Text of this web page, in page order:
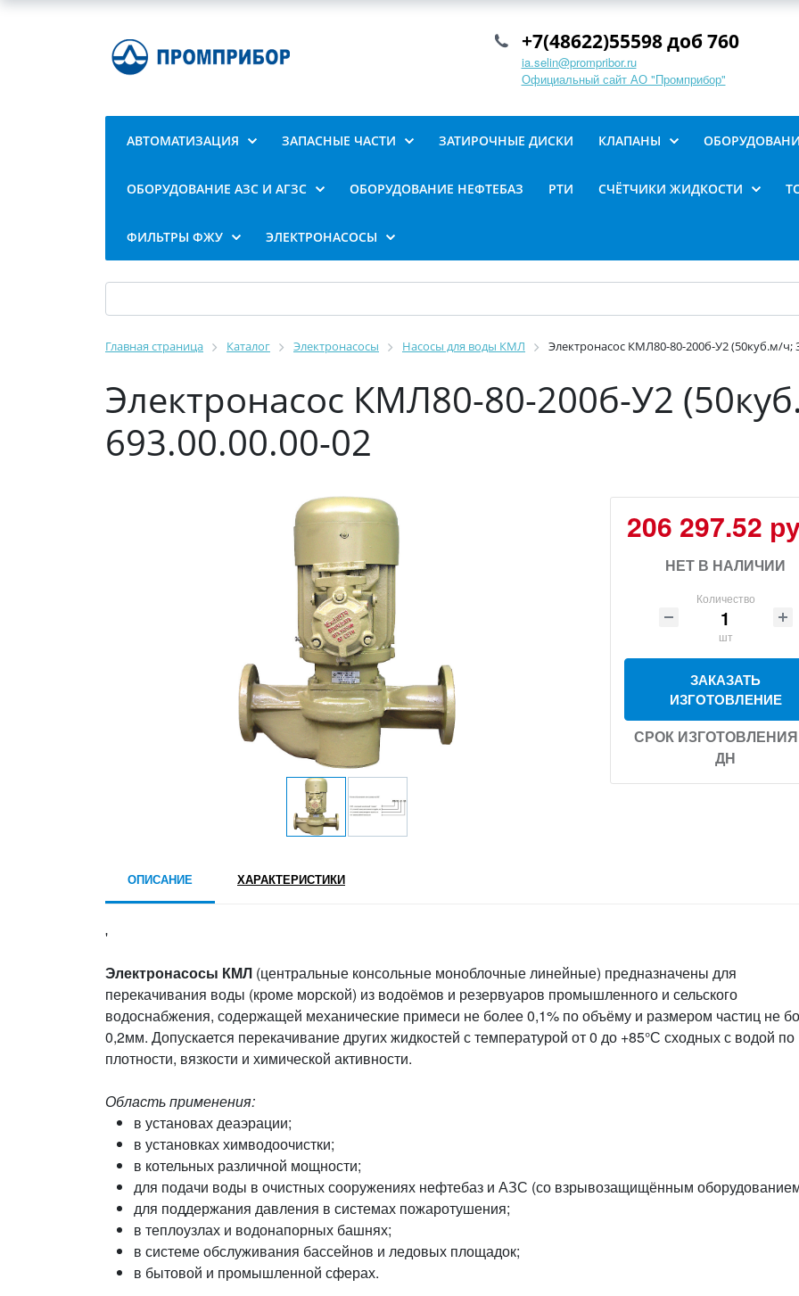
+7(48622)55598 доб 760
ia.selin@prompribor.ru
Официальный сайт АО "Промприбор"
АВТОМАТИЗАЦИЯ ЗАПАСНЫЕ ЧАСТИ ЗАТИРОЧНЫЕ ДИСКИ КЛАПАНЫ
ОБОРУДОВАНИЕ АЗС И АГЗС ОБОРУДОВАНИЕ НЕФТЕБАЗ РТИ СЧЁТЧИКИ ЖИДКОСТИ
ФИЛЬТРЫ ФЖУ ЭЛЕКТРОНАСОСЫ
Главная страница Каталог Электронасосы Насосы для воды КМЛ Электронасос КМЛ80-80-200б-У2 (50куб.м/ч;
Электронасос КМЛ80-80-200б-У2
693.00.00.00-02
206 297.52
НЕТ В НАЛИЧИИ
Количество
шт
ЗАКАЗАТЬ
ИЗГОТОВЛЕНИЕ
СРОК ИЗГОТОВЛЕНИЯ
ДН
ОПИСАНИЕ ХАРАКТЕРИСТИКИ
'
Электронасосы КМЛ (центральные консольные моноблочные линейные) предназначены для
перекачивания воды (кроме морской) из водоёмов и резервуаров промышленного и сельского
водоснабжения, содержащей механические примеси не более 0,1% по объёму и размером частиц не
0,2мм. Допускается перекачивание других жидкостей с температурой от 0 до +85°С сходных с водой по
плотности, вязкости и химической активности.
Область применения:
в установах деаэрации;
в установках химводоочистки;
в котельных различной мощности;
для подачи воды в очистных сооружениях нефтебаз и АЗС (со взрывозащищённым
для поддержания давления в системах пожаротушения;
в теплоузлах и водонапорных башнях;
в системе обслуживания бассейнов и ледовых площадок;
в бытовой и промышленной сферах.